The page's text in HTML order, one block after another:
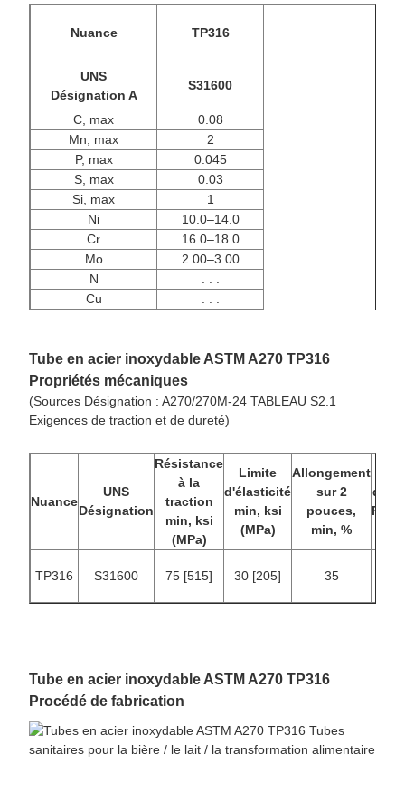
Nuance TP316
UNS
Désignation A
S31600
C, max
0.08
Mn, max
2
P, max
0.045
S, max
0.03
Si, max
1
Ni
10.0–14.0
Cr
16.0–18.0
Mo
2.00–3.00
N
Cu
Tube en acier inoxydable ASTM A270 TP316
Propriétés mécaniques
(Sources Désignation : A270/270M-24 TABLEAU S2.1
Exigences de traction et de dureté)
Nuance
UNS
Désignation
Résistance
à la
traction
min, ksi
(MPa)
Limite
d'élasticité
min, ksi
(MPa)
Allongement
sur 2
pouces,
min, %
de
TP316 S31600 75 [515] 30 [205] 35
Tube en acier inoxydable ASTM A270 TP316
Procédé de fabrication